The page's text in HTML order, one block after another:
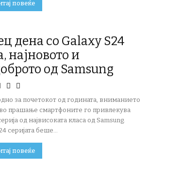
повеќе
дена со Galaxy S24
најновото и
од Samsung
за почетокот од годината, вниманието
прашање смартфоните го привлекува
од највисоката класа од Samsung.
серијата беше...
повеќе